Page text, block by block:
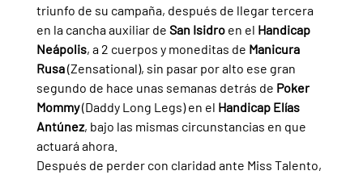
triunfo de su campaña, después de llegar tercera
en la cancha auxiliar de San Isidro en el Handicap
Neápolis, a 2 cuerpos y moneditas de Manicura
Rusa (Zensational), sin pasar por alto ese gran
segundo de hace unas semanas detrás de Poker
Mommy (Daddy Long Legs) en el Handicap Elías
Antúnez, bajo las mismas circunstancias en que
actuará ahora.
Después de perder con claridad ante Miss Talento,